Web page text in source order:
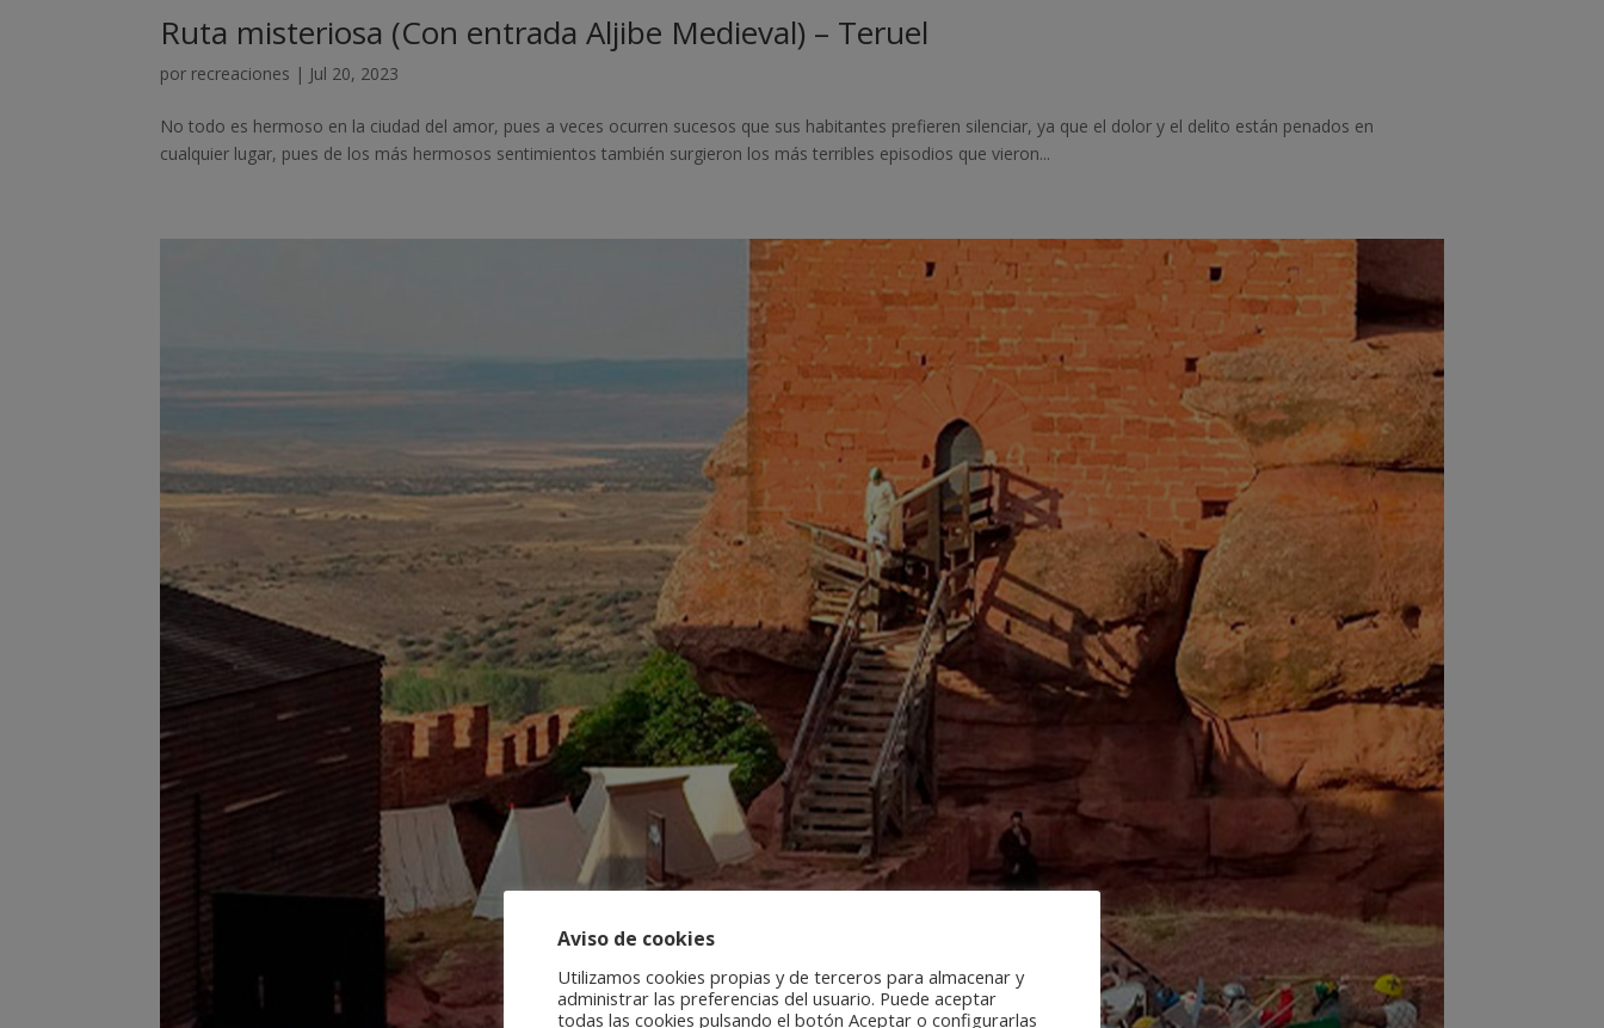
Ruta misteriosa (Con entrada Aljibe Medieval) – Teruel
por recreaciones | Jul 20, 2023
No todo es hermoso en la ciudad del amor, pues a veces ocurren sucesos que sus habitantes prefieren silenciar, ya que el dolor y el delito están penados en
cualquier lugar, pues de los más hermosos sentimientos también surgieron los más terribles episodios que vieron...
Aviso de cookies
Utilizamos cookies propias y de terceros para almacenar y
administrar las preferencias del usuario. Puede aceptar
todas las cookies pulsando el botón Aceptar o configurarlas